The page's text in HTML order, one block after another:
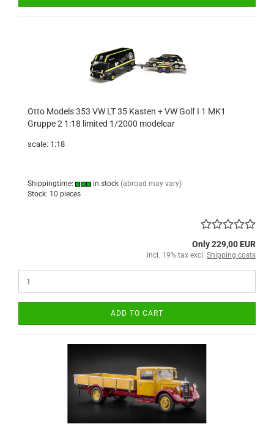
Otto Models 353 VW LT 35 Kasten + VW Golf I 1 MK1
Gruppe 2 1:18 limited 1/2000 modelcar
scale: 1:18
Shippingtime: in stock (abroad may vary)
Stock: 10 pieces
Only 229,00 EUR
incl. 19% tax excl. Shipping costs
ADD TO CART